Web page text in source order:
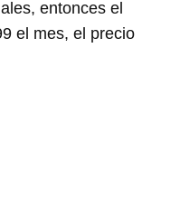
entonces el
el mes, el precio